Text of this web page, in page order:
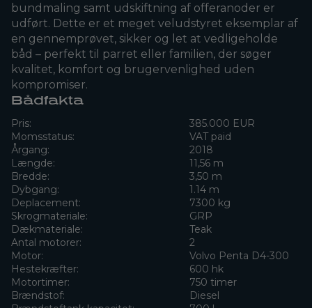
bundmaling samt udskiftning af offeranoder er
udført. Dette er et meget veludstyret eksemplar af
en gennemprøvet, sikker og let at vedligeholde
båd – perfekt til parret eller familien, der søger
kvalitet, komfort og brugervenlighed uden
kompromiser.
Bådfakta
Pris:
385.000 EUR
Momsstatus:
VAT paid
Årgang:
2018
Længde:
11,56 m
Bredde:
3,50 m
Dybgang:
1.14 m
Deplacement:
7300 kg
Skrogmateriale:
GRP
Dækmateriale:
Teak
Antal motorer:
2
Motor:
Volvo Penta D4-300
Hestekræfter:
600 hk
Motortimer:
750 timer
Brændstof:
Diesel